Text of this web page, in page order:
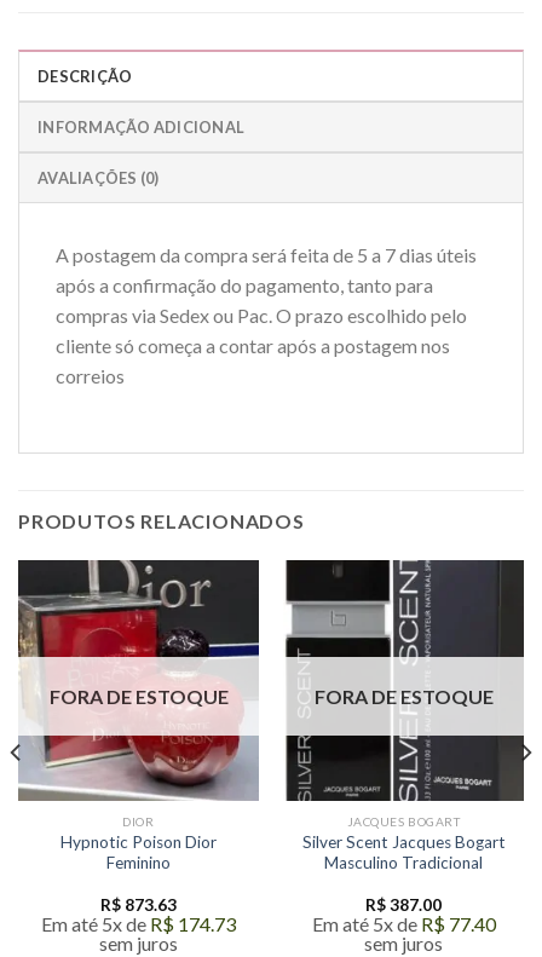
DESCRIÇÃO
INFORMAÇÃO ADICIONAL
AVALIAÇÕES (0)
A postagem da compra será feita de 5 a 7 dias úteis
após a confirmação do pagamento, tanto para
compras via Sedex ou Pac. O prazo escolhido pelo
cliente só começa a contar após a postagem nos
correios
PRODUTOS RELACIONADOS
FORA DE ESTOQUE
DIOR
Hypnotic Poison Dior
Feminino
R$ 873.63
Em até 5x de R$ 174.73
sem juros
FORA DE ESTOQUE
JACQUES BOGART
Silver Scent Jacques Bogart
Masculino Tradicional
R$387.00
Em até 5x de R$77.40
sem juros